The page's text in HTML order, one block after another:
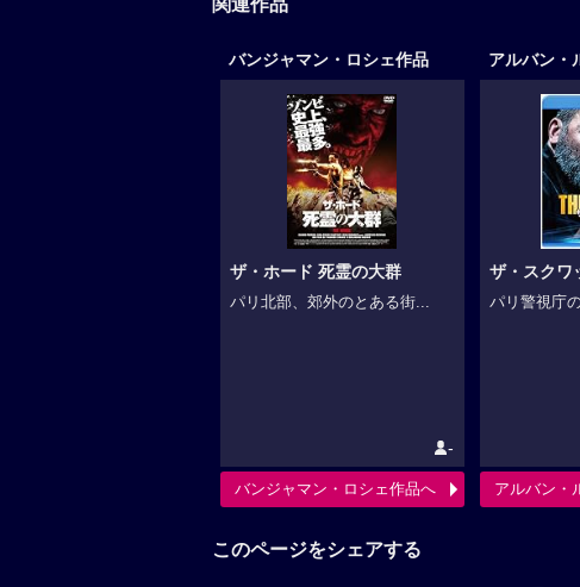
バンジャマン・ロシェ作品
ザ・ホード 死霊の大群
パリ北部、郊外のとある街...
-
バンジャマン・ロシェ作品へ
アルバン・
ザ・スクワ
パリ警視庁
アルバン・
このページをシェアする